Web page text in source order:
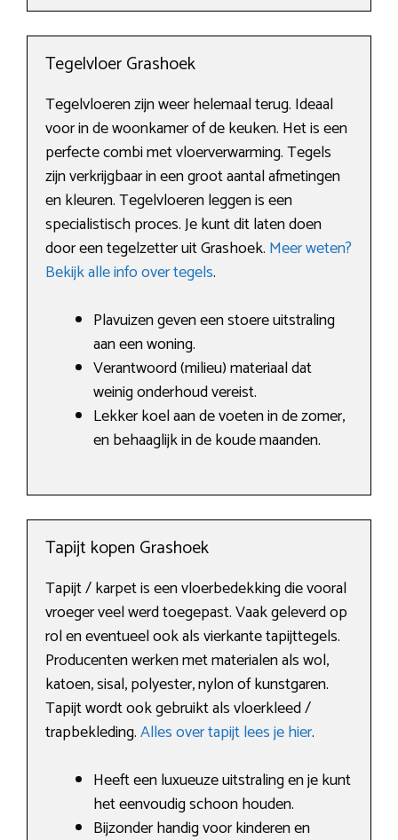
Tegelvloer Grashoek
Tegelvloeren zijn weer helemaal terug. Ideaal
voor in de woonkamer of de keuken. Het is een
perfecte combi met vloerverwarming. Tegels
zijn verkrijgbaar in een groot aantal afmetingen
en kleuren. Tegelvloeren leggen is een
specialistisch proces. Je kunt dit laten doen
door een tegelzetter uit Grashoek. Meer weten?
Bekijk alle info over tegels.
Plavuizen geven een stoere uitstraling
aan een woning.
Verantwoord (milieu) materiaal dat
weinig onderhoud vereist.
Lekker koel aan de voeten in de zomer,
en behaaglijk in de koude maanden.
Tapijt kopen Grashoek
Tapijt / karpet is een vloerbedekking die vooral
vroeger veel werd toegepast. Vaak geleverd op
rol en eventueel ook als vierkante tapijttegels.
Producenten werken met materialen als wol,
katoen, sisal, polyester, nylon of kunstgaren.
Tapijt wordt ook gebruikt als vloerkleed /
trapbekleding.Alles over tapijt lees je hier.
Heeft een luxueuze uitstraling en je kunt
het eenvoudig schoon houden.
Bijzonder handig voor kinderen en